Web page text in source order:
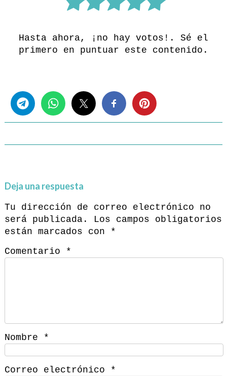
Hasta ahora, ¡no hay votos!. Sé el
primero en puntuar este contenido.
Deja una respuesta
Tu dirección de correo electrónico no
será publicada.
Los campos obligatorios
están marcados con
*
Comentario
*
Nombre *
Correo electrónico *